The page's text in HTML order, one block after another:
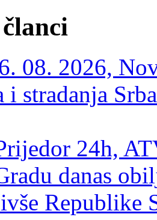
08. 2026,
i stradanja
24h,
danas
Republike